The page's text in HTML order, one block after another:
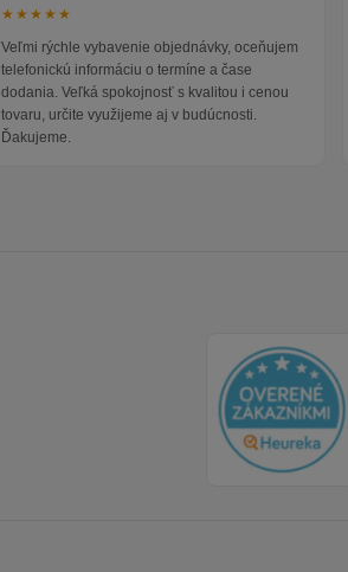
★★★★★
Veľmi rýchle vybavenie objednávky, oceňujem
telefonickú informáciu o termíne a čase
dodania. Veľká spokojnosť s kvalitou i cenou
tovaru, určite využijeme aj v budúcnosti.
Ďakujeme.